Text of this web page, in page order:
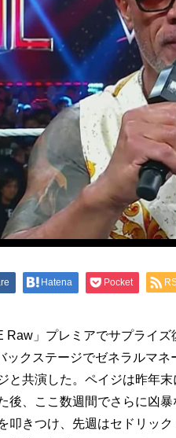
Hatena Pocket
Raw」プレミアでサプライ
ックステージでゼネラルマ
と共演した。ペイジは昨年
後、ここ数週間でさらに凶
叩きつけ、先週はセドリッ